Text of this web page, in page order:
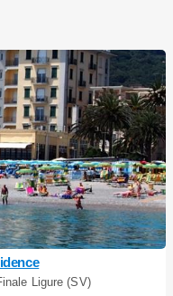
Ligure (SV)